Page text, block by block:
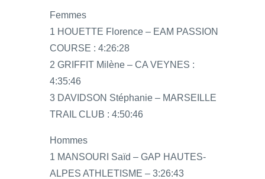
Femmes
1 HOUETTE Florence – EAM PASSION
COURSE : 4:26:28
2 GRIFFIT Milène – CA VEYNES :
4:35:46
3 DAVIDSON Stéphanie – MARSEILLE
TRAIL CLUB : 4:50:46
Hommes
1 MANSOURI Saïd – GAP HAUTES-
ALPES ATHLETISME – 3:26:43